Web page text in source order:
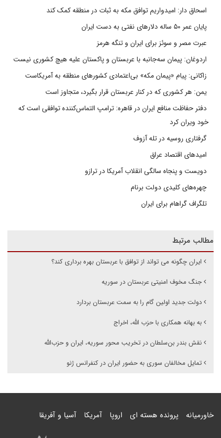
اسحاق دار: امیدواریم توافق مکه به ثبات در منطقه کمک کند
پایان عمر ۵۰ ساله دلارهای نفتی به دست ایران
عبرت مصر و سوئز برای ایران و تنگه هرمز
اردوغان: پیمان سه‌جانبه با عربستان و پاکستان علیه هیچ کشوری نیست
زاکانی: پیام «پیمان مکه» بی‌اعتمادی کشورهای منطقه به آمریکاست
یمن: هر کشوری که در کنار عربستان قرار بگیرد، متجاوز است
دفتر حفاظت منافع ایران در قاهره: ترامپ التماس‌کننده توافقی است که
خود ویران کرد
گرفتاری روسیه در تله آزوف
امیدهای اقتصاد عراق
دویست و پنجاه سالگی انقلاب آمریکا در ترازو
چهره‌های کلیدی دولت برنام
تلگراف گراهام برای ایران
مطالب مرتبط
ایران چگونه می تواند از توافق با عربستان بهره برداری کند؟
جنگ مخوف امنیتی عربستان در سوریه
دولت جدید اولین گام را به سمت عربستان بردارد
به بهانه همکاری با حزب الله، اخراج
نقش بندر بن‌سلطان در تخریب محور سوریه‌، ‌ایران‌ و حزب‌الله
تمایل مخالفان سوری به حضور ایران در کنفرانس ژنو
خاورمیانه پرونده هسته ای اروپا آمریکا آسیا و آفریقا